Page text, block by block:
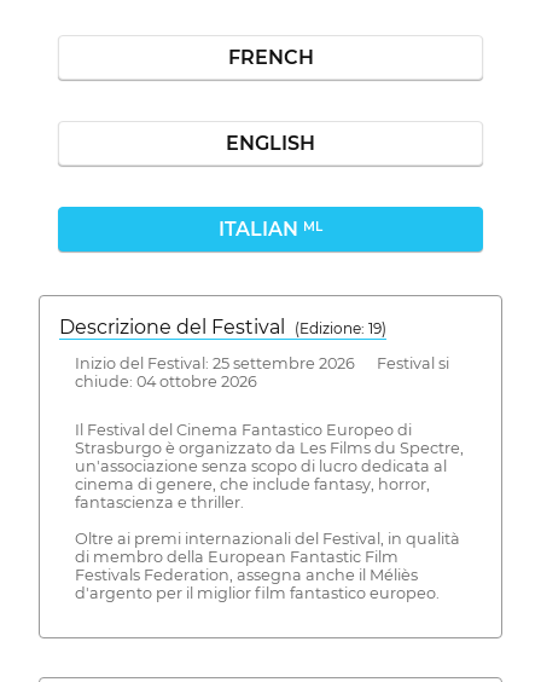
FRENCH
ENGLISH
ITALIAN ML
Descrizione del Festival
( Edizione: 19)
Inizio del Festival: 25 settembre 2026 Festival si
chiude: 04 ottobre 2026
Il Festival del Cinema Fantastico Europeo di
Strasburgo è organizzato da Les Films du Spectre,
un'associazione senza scopo di lucro dedicata al
cinema di genere, che include fantasy, horror,
fantascienza e thriller.
Oltre ai premi internazionali del Festival, in qualità
di membro della European Fantastic Film
Festivals Federation, assegna anche il Méliès
d'argento per il miglior film fantastico europeo.